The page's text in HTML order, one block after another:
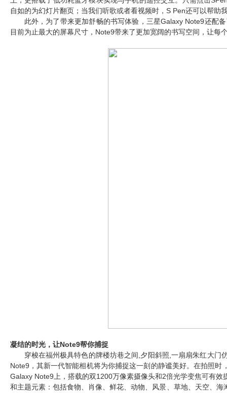
自如的为幻灯片翻页；当我们听歌或者看视频时，S Pen还可以帮
此外，为了带来更加舒畅的书写体验，三星Galaxy Note9还
目前为止最大的屏幕尺寸，Note9带来了更加宽阔的书写空间，让每
凝结的时光，让Note9帮你捕捉
穿梭在福州极具特色的牌楼坊巷之间,夕阳斜照,一扇扇朱红大
Note9，其新一代智能相机将为你捕捉这一刻的静谧美好。在拍照
Galaxy Note9上，搭载的双1200万像素摄像头和2倍光学变焦可有效
和主题元素：包括食物、肖像、鲜花、动物、风景、草地、天空、